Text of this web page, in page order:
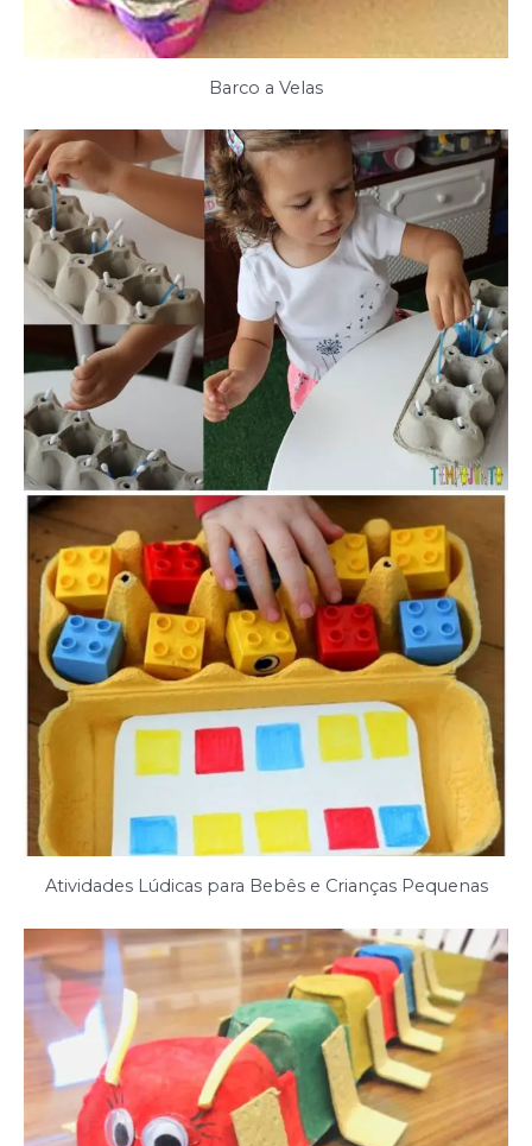
Barco a Velas
Atividades Lúdicas para Bebês e Crianças Pequenas